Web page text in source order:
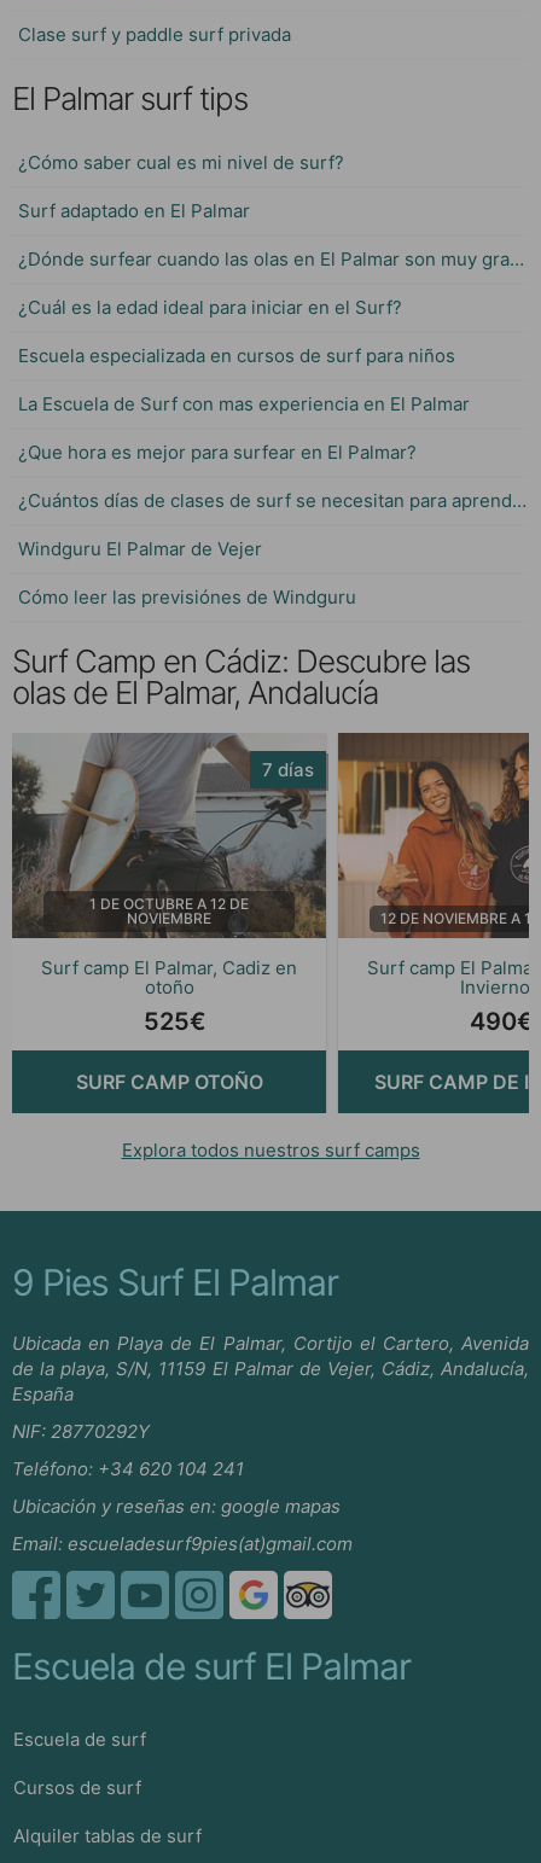
Clase surf y paddle surf privada
El Palmar surf tips
¿Cómo saber cual es mi nivel de surf?
Surf adaptado en El Palmar
¿Dónde surfear cuando las olas en El Palmar son muy grandes?
¿Cuál es la edad ideal para iniciar en el Surf?
Escuela especializada en cursos de surf para niños
La Escuela de Surf con mas experiencia en El Palmar
¿Que hora es mejor para surfear en El Palmar?
¿Cuántos días de clases de surf se necesitan para aprender?
Windguru El Palmar de Vejer
Cómo leer las previsiónes de Windguru
Surf Camp en Cádiz: Descubre las
olas de El Palmar, Andalucía
Surf camp El Palmar, Cadiz en
otoño
7 días
1 DE OCTUBRE A 12 DE
NOVIEMBRE
525€
SURF CAMP OTOÑO
Surf camp El
Invierno
12 DE NOVIEMBRE A 1
490€
SURF CAMP DE
Explora todos nuestros surf camps
Escuela de surf El Palmar
Escuela de surf
Cursos de surf
Alquiler tablas de surf
9 Pies Surf El Palmar
Ubicada en Playa de El Palmar, Cortijo el Cartero, Avenida
de la playa, S/N, 11159 El Palmar de Vejer, Cádiz, Andalucía,
España
NIF: 28770292Y
Teléfono: +34 620 104 241
Ubicación y reseñas en: google mapas
Email: escueladesurf9pies(at)gmail.com